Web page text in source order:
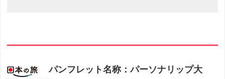
パンフレット名称：パーソナリップ大